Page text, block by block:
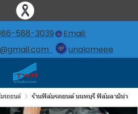
588-3039
Email:
unalomeee
รถยนต์ ร้านฟิล์มรถยนต์ นนทบุรี ฟิล์มลามิน่า